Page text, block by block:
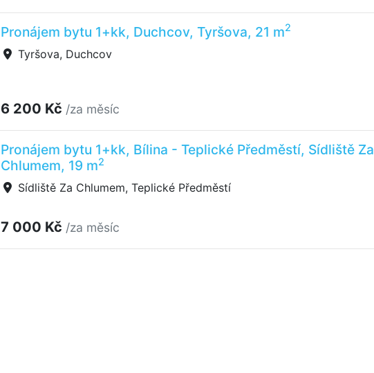
Pronájem bytu 1+kk, Duchcov, Tyršova, 21 m2
Tyršova, Duchcov
6 200 Kč /za měsíc
Pronájem bytu 1+kk, Bílina - Teplické Předměstí, Sídliště Za
Chlumem, 19 m2
Sídliště Za Chlumem, Teplické Předměstí
7 000 Kč /za měsíc